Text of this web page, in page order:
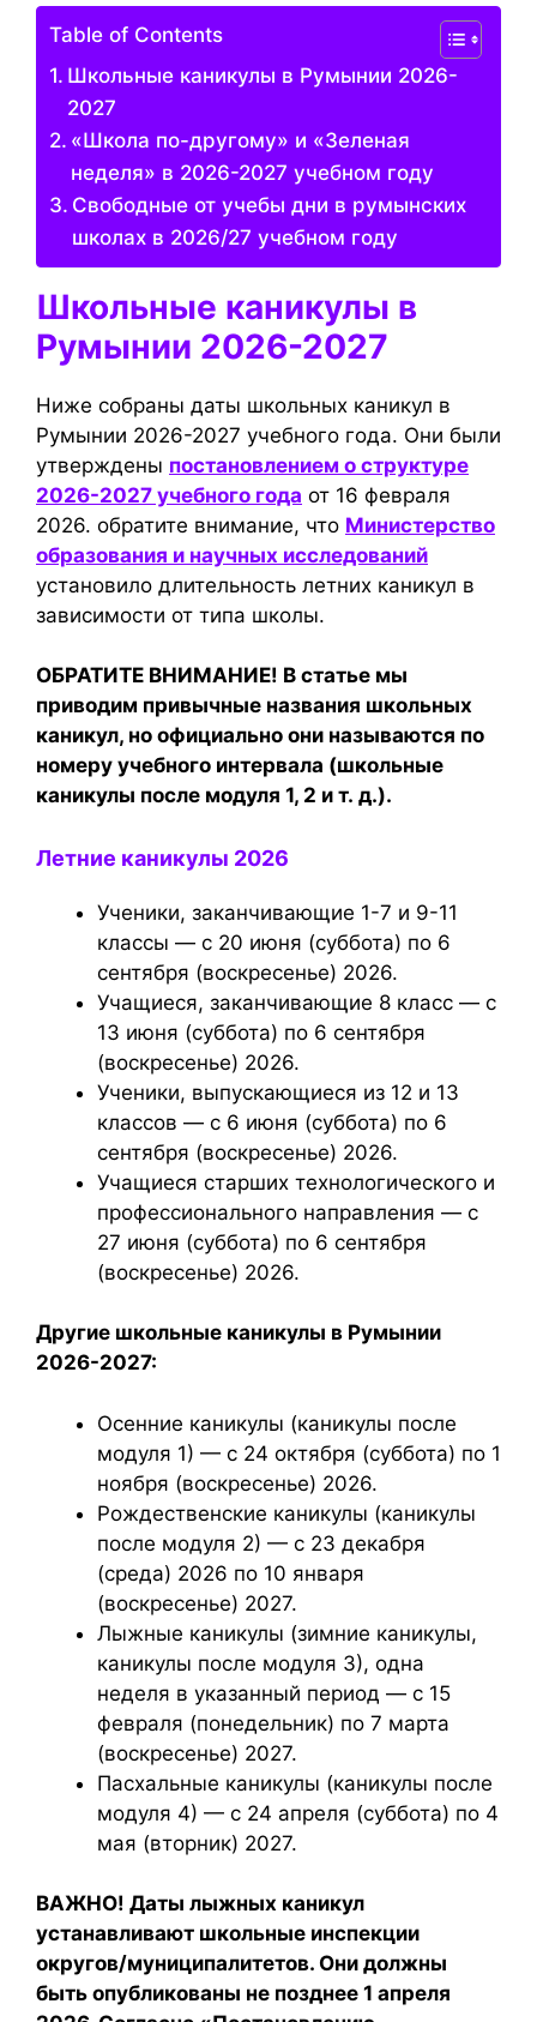
Table of Contents
Школьные каникулы в Румынии 2026-
2027
«Школа по-другому» и «Зеленая
неделя» в 2026-2027 учебном году
Свободные от учебы дни в румынских
школах в 2026/27 учебном году
Школьные каникулы в
Румынии 2026-2027
Ниже собраны даты школьных каникул в
Румынии 2026-2027 учебного года. Они были
утверждены постановлением о структуре
2026-2027 учебного года от 16 февраля
2026. обратите внимание, что Министерство
образования и научных исследований
установило длительность летних каникул в
зависимости от типа школы.
ОБРАТИТЕ ВНИМАНИЕ! В статье мы
приводим привычные названия школьных
каникул, но официально они называются по
номеру учебного интервала (школьные
каникулы после модуля 1, 2 и т. д.).
Летние каникулы 2026
Ученики, заканчивающие 1-7 и 9-11
классы — с 20 июня (суббота) по 6
сентября (воскресенье) 2026.
Учащиеся, заканчивающие 8 класс — с
13 июня (суббота) по 6 сентября
(воскресенье) 2026.
Ученики, выпускающиеся из 12 и 13
классов — с 6 июня (суббота) по 6
сентября (воскресенье) 2026.
Учащиеся старших технологического и
профессионального направления — с
27 июня (суббота) по 6 сентября
(воскресенье) 2026.
Другие школьные каникулы в Румынии
2026-2027:
Осенние каникулы (каникулы после
модуля 1) — с 24 октября (суббота) по 1
ноября (воскресенье) 2026.
Рождественские каникулы (каникулы
после модуля 2) — с 23 декабря
(среда) 2026 по 10 января
(воскресенье) 2027.
Лыжные каникулы (зимние каникулы,
каникулы после модуля 3), одна
неделя в указанный период — с 15
февраля (понедельник) по 7 марта
(воскресенье) 2027.
Пасхальные каникулы (каникулы после
модуля 4) — с 24 апреля (суббота) по 4
мая (вторник) 2027.
ВАЖНО! Даты лыжных каникул
устанавливают школьные инспекции
округов/муниципалитетов. Они должны
быть опубликованы не позднее 1 апреля